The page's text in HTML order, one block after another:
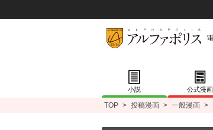
小説 公式漫画
TOP > 投稿漫画 > 一般漫画 >